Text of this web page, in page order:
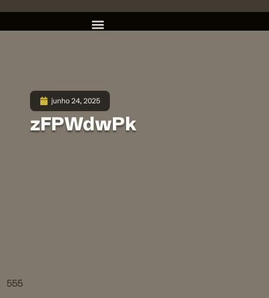
junho 24, 2025
zFPWdwPk
555